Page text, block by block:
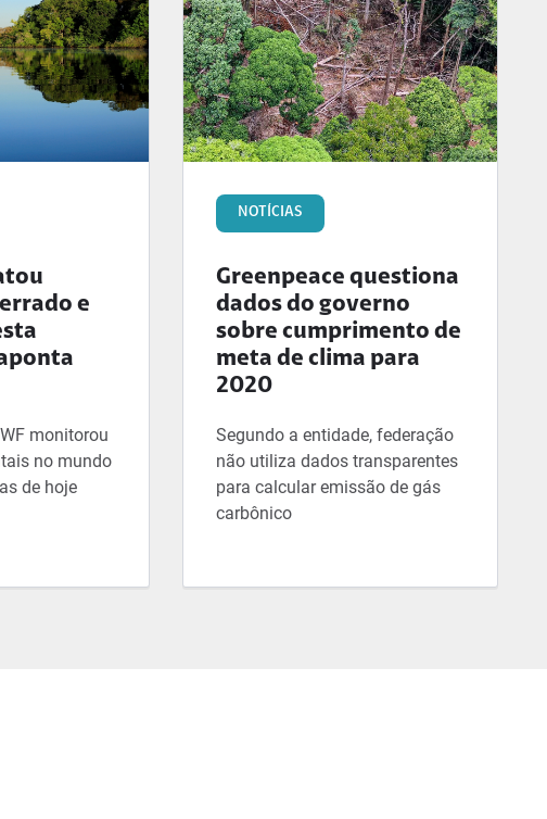
e
monitorou
no mundo
de hoje
NOTÍCIAS
Greenpeace questiona
dados do governo
sobre cumprimento de
meta de clima para
2020
Segundo a entidade, federação
não utiliza dados transparentes
para calcular emissão de gás
carbônico